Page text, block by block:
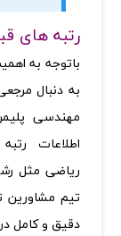
رتبه های
باتوجه به
به دنبال
مهندسی
اطلاعات
ریاضی مثل
دقیق و کامل